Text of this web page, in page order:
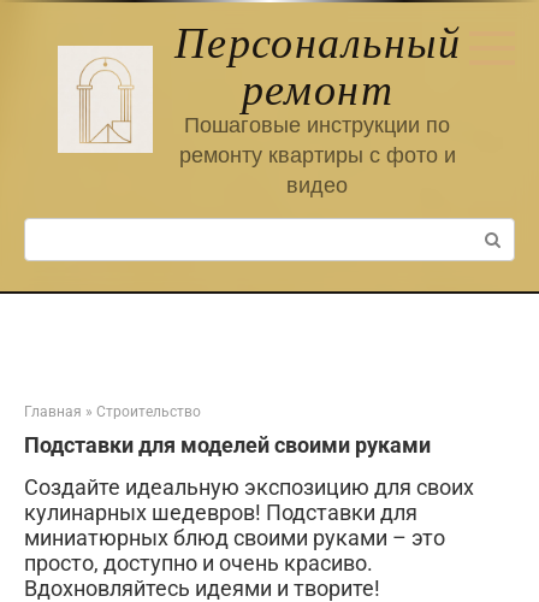
Персональный
ремонт
Пошаговые инструкции по
ремонту квартиры с фото и
видео
Поиск:
Главная » Строительство
Подставки для моделей своими руками
Создайте идеальную экспозицию для своих
кулинарных шедевров! Подставки для
миниатюрных блюд своими руками – это
просто, доступно и очень красиво.
Вдохновляйтесь идеями и творите!